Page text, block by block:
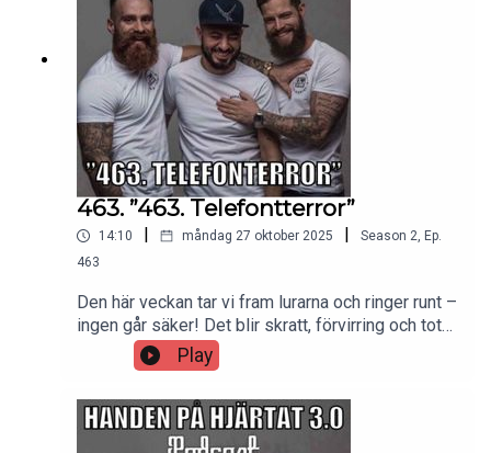
463. ”463. Telefontterror”
14:10 måndag 27 oktober 2025 Season 2, Ep.
463
Den här veckan tar vi fram lurarna och ringer runt –
ingen går säker! Det blir skratt, förvirring och total
telefonkaos.Vill du höra hela avsnittet (och alla
kommande i sin helhet)? Stötta podden och få
tillgång till allt exklusivt innehåll via Patreon:👉
https://www.patreon.com/handenpahjartatTack för
att du gör podden möjlig ❤️
Play